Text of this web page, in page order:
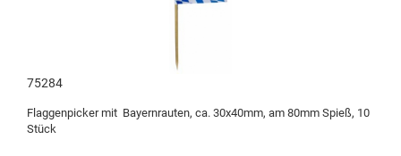
75284
Flaggenpicker mit Bayernrauten, ca. 30x40mm, am 80mm Spieß, 10
Stück